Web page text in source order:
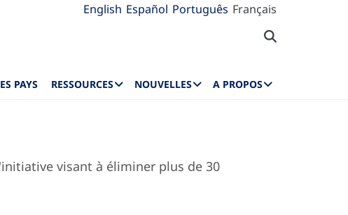
English Español Português Français
PAYS RESSOURCES NOUVELLES A PROPOS
visant à éliminer plus de 30